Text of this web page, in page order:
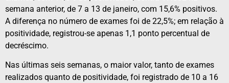
semana anterior, de 7 a 13 de janeiro, com 15,6% positivos.
A diferença no número de exames foi de 22,5%; em relação à
positividade, registrou-se apenas 1,1 ponto percentual de
decréscimo.
Nas últimas seis semanas, o maior valor, tanto de exames
realizados quanto de positividade, foi registrado de 10 a 16